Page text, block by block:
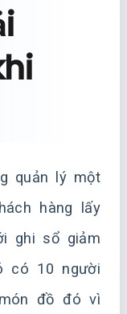
quản lý một
hàng lấy
ghi sổ giảm
có 10 người
đồ đó vì